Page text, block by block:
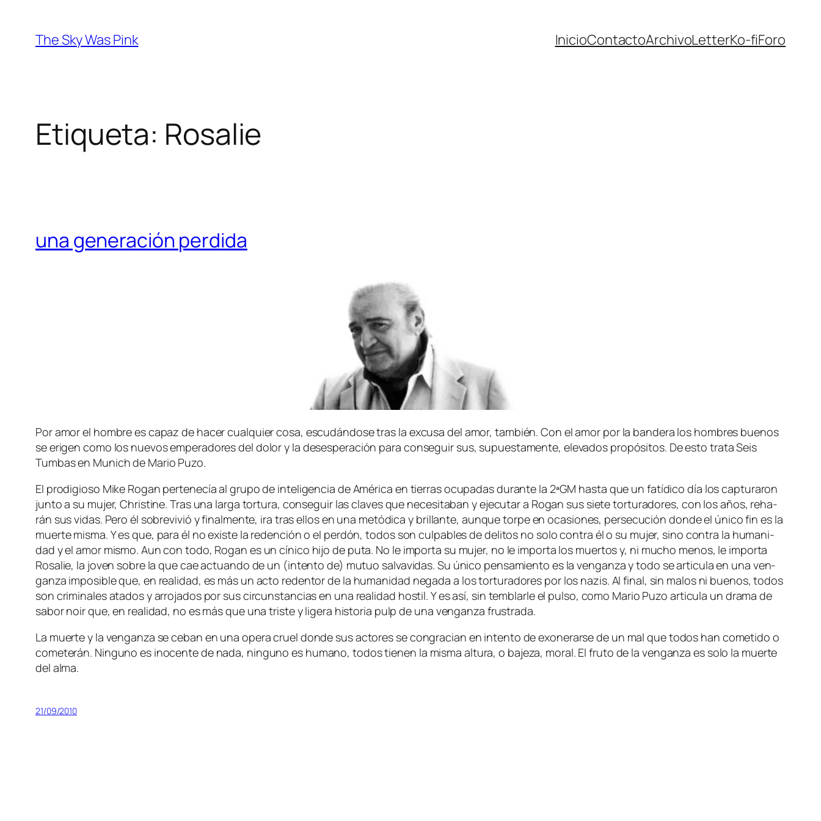
contenido
The Sky Was Pink InicioContactoArchivoLetterKo-fiForo
Etiqueta: Rosalie
una generación perdida
Por amor el hom­bre es ca­paz de ha­cer cual­quier co­sa, es­cu­dán­do­se tras la ex­cu­sa del amor, tam­bién. Con el amor por la ban­de­ra los hom­bres bue­nos
se eri­gen co­mo los nue­vos em­pe­ra­do­res del do­lor y la de­ses­pe­ra­ción pa­ra con­se­guir sus, su­pues­ta­men­te, ele­va­dos pro­pó­si­tos. De es­to tra­ta Seis
Tumbas en Munich de Mario Puzo.
El pro­di­gio­so Mike Rogan per­te­ne­cía al gru­po de in­te­li­gen­cia de América en tie­rras ocu­pa­das du­ran­te la 2ªGM has­ta que un fa­tí­di­co día los cap­tu­ra­ron
jun­to a su mu­jer, Christine. Tras una lar­ga tor­tu­ra, con­se­guir las cla­ves que ne­ce­si­ta­ban y eje­cu­tar a Rogan sus sie­te tor­tu­ra­do­res, con los años, reha­
rán sus vi­das. Pero él so­bre­vi­vió y fi­nal­men­te, ira tras ellos en una me­tó­di­ca y bri­llan­te, aun­que tor­pe en oca­sio­nes, per­se­cu­ción don­de el úni­co fin es la
muer­te mis­ma. Y es que, pa­ra él no exis­te la re­den­ción o el per­dón, to­dos son cul­pa­bles de de­li­tos no so­lo con­tra él o su mu­jer, sino con­tra la hu­ma­ni­
dad y el amor mis­mo. Aun con to­do, Rogan es un cí­ni­co hi­jo de pu­ta. No le im­por­ta su mu­jer, no le im­por­ta los muer­tos y, ni mu­cho me­nos, le im­por­ta
Rosalie, la jo­ven so­bre la que cae ac­tuan­do de un (in­ten­to de) mu­tuo sal­va­vi­das. Su úni­co pen­sa­mien­to es la ven­gan­za y to­do se ar­ti­cu­la en una ven­
gan­za im­po­si­ble que, en reali­dad, es más un ac­to re­den­tor de la hu­ma­ni­dad ne­ga­da a los tor­tu­ra­do­res por los na­zis. Al fi­nal, sin ma­los ni bue­nos, to­dos
son cri­mi­na­les ata­dos y arro­ja­dos por sus cir­cuns­tan­cias en una reali­dad hos­til. Y es así, sin tem­blar­le el pul­so, co­mo Mario Puzo ar­ti­cu­la un dra­ma de
sa­bor noir que, en reali­dad, no es más que una tris­te y li­ge­ra his­to­ria pulp de una ven­gan­za frustrada.
La muer­te y la ven­gan­za se ce­ban en una ope­ra cruel don­de sus ac­to­res se con­gra­cian en in­ten­to de exo­ne­rar­se de un mal que to­dos han co­me­ti­do o
co­me­te­rán. Ninguno es ino­cen­te de na­da, nin­guno es hu­mano, to­dos tie­nen la mis­ma al­tu­ra, o ba­je­za, mo­ral. El fru­to de la ven­gan­za es so­lo la muer­te
del alma.
21/09/2010